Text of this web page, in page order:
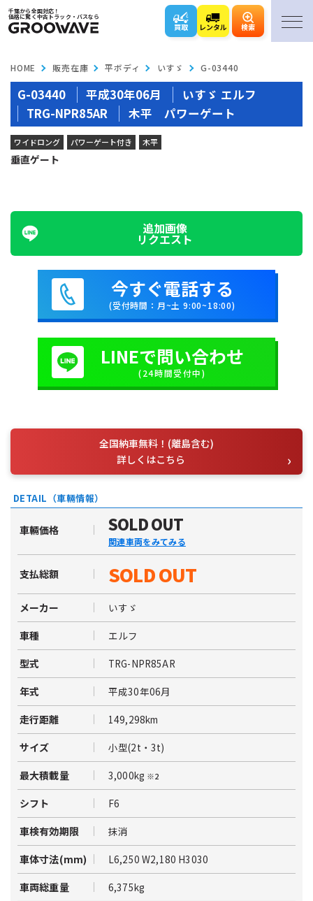
千葉から全国対応！
価格に驚く中古トラック・バスなら
買取 レンタル 検索
HOME 販売在庫 平ボディ いすゞ G-03440
G-03440 平成30年06月
いすゞ エルフ
TRG-NPR85AR
木平 パワーゲート
ワイドロング パワーゲート付き 木平
垂直ゲート
追加画像
リクエスト
今すぐ電話する
(受付時間：月~土 9:00~18:00)
LINEで問い合わせ
(24時間受付中)
全国納車無料！(離島含む)
詳しくはこちら
DETAIL（車輛情報）
車輛価格 SOLD OUT
関連車両をみてみる
支払総額 SOLD OUT
メーカー いすゞ
車種 エルフ
型式 TRG-NPR85AR
年式 平成30年06月
走行距離 149,298km
サイズ 小型(2t・3t)
最大積載量 3,000kg ※2
シフト F6
車検有効期限 抹消
車体寸法(mm) L6,250 W2,180 H3030
車両総重量 6,375kg